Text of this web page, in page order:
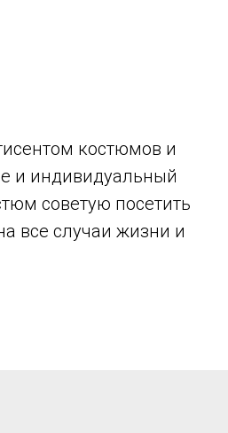
костюмов и
и индивидуальный
советую посетить
все случаи жизни и